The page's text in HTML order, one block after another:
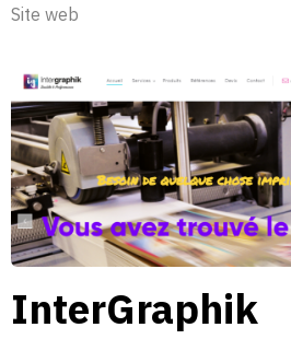
Site web
InterGraphik